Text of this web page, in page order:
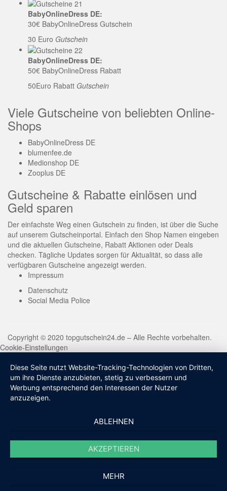
BabyOnlineDress DE:
30€ BabyOnlineDress Gutschein
30 Euro Gutschein
BabyOnlineDress DE:
50€ BabyOnlineDress Rabatt
50Euro Rabatt Gutschein
Viele Gutscheine von beliebten Online-
Shops
BabyOnlineDress DE
blumenfee.de
Medionshop DE
Zooplus DE
Gutscheine & Rabatte einlösen und
Geld sparen
Der einfachste Weg einen Gutschein zu finden, ist über die Suche
auf unserem Gutscheinportal. Einfach den Shop Namen eingeben
und die aktuellen Gutscheine, Rabatt Aktionen oder Deals
checken. Tägliche Updates sorgen für Aktualität, so dass alle
verfügbaren Gutscheine angezeigt werden.
Impressum
Datenschutz
Social Media Police
Copyright © 2020 topgutschein24.de – Alle Rechte vorbehalten.
Cookie-Einstellungen
Diese Seite nutzt Website-Tracking-Technologien von Dritten,
um ihre Dienste anzubieten, stetig zu verbessern und
Werbung entsprechend den Interessen der Nutzer
anzuzeigen.
ABLEHNEN
AKZEPTIEREN
MEHR